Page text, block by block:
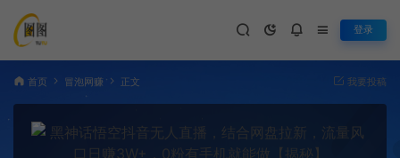
登录
首页 冒泡网赚 正文 我要投稿